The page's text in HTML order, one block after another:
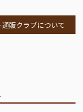
販クラブについて